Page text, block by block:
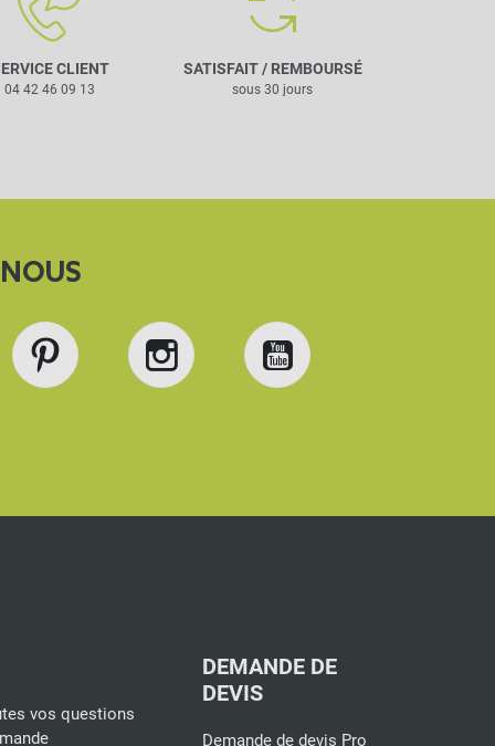
CLIENT
04 42 46 09 13
SATISFAIT / REMBOURSÉ
sous 30 jours
vos questions
DEMANDE DE
DEVIS
Demande de devis Pro